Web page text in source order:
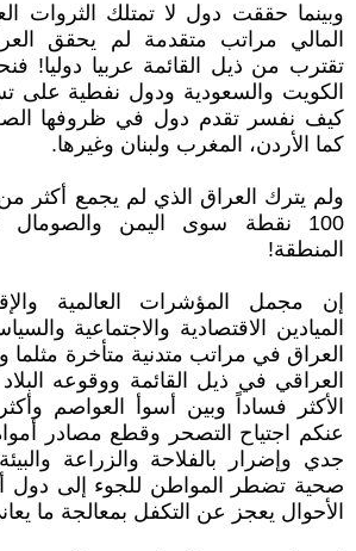
وبينما حققت دول لا تمتلك الثروات
المالي مراتب متقدمة لم يحقق
تقترب من ذيل القائمة عربيا دوليا!
الكويت والسعودية ودول نفطية على
كيف نفسر تقدم دول في ظروفها
كما الأردن، المغرب ولبنان وغيرها.
100 نقطة سوى اليمن
المنطقة!
إن مجمل المؤشرات العالمية
الميادين الاقتصادية والاجتماعية
العراق في مراتب متدنية متأخرة مثلما
العراقي في ذيل القائمة ووقوعه
الأكثر فساداً وبين أسوأ العواصم
عنكم اجتياح التصحر وقطع مصادر أمواه
جدي وإضرار بالفلاحة والزراعة
صحية تضطر المواطن للجوء إلى
الأحوال يعجز عن التكفل بمعالجة ما